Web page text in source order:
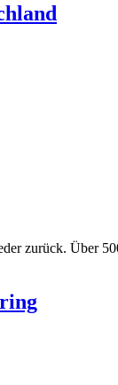
zurück. Über